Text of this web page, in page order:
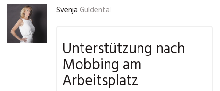
Svenja Guldental
Unterstützung nach
Mobbing am
Arbeitsplatz